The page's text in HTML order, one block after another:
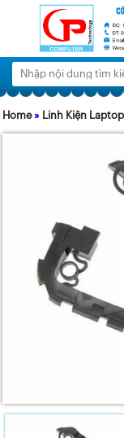
Tìm
kiếm:
Home» Linh Kiện Laptop